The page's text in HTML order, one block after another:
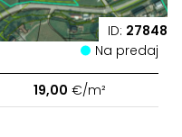
ID: 27848
Na predaj
19,00 €/m²